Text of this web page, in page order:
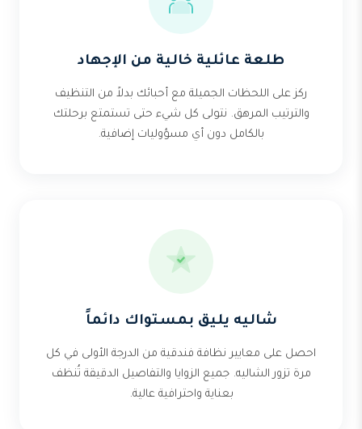
طلعة عائلية خالية من الإجهاد
ركز على اللحظات الجميلة مع أحبائك بدلاً من التنظيف
والترتيب المرهق. نتولى كل شيء حتى تستمتع برحلتك
بالكامل دون أي مسؤوليات إضافية.
شاليه يليق بمستواك دائماً
احصل على معايير نظافة فندقية من الدرجة الأولى في كل
مرة تزور الشاليه. جميع الزوايا والتفاصيل الدقيقة تُنظف
بعناية واحترافية عالية.